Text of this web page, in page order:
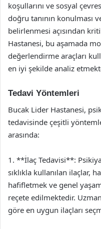
koşullarını ve sosyal
doğru tanının konulması
belirlenmesi açısından
Hastanesi, bu aşamada
değerlendirme araçları
en iyi şekilde analiz
Tedavi Yöntemleri
Bucak Lider Hastanesi,
tedavisinde çeşitli
arasında:
1. **İlaç Tedavisi**:
sıklıkla kullanılan ilaçlar,
hafifletmek ve genel
reçete edilmektedir.
göre en uygun ilaçları